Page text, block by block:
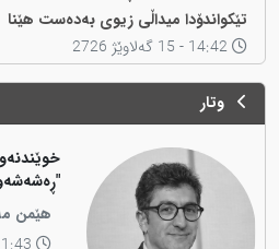
تێکواندۆدا میداڵی زیوی بەدەست هێنا
وتار
هێمن